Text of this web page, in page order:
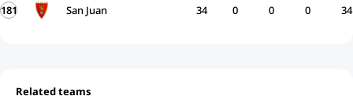
181 San Juan 34 0 0 34
0
Related teams